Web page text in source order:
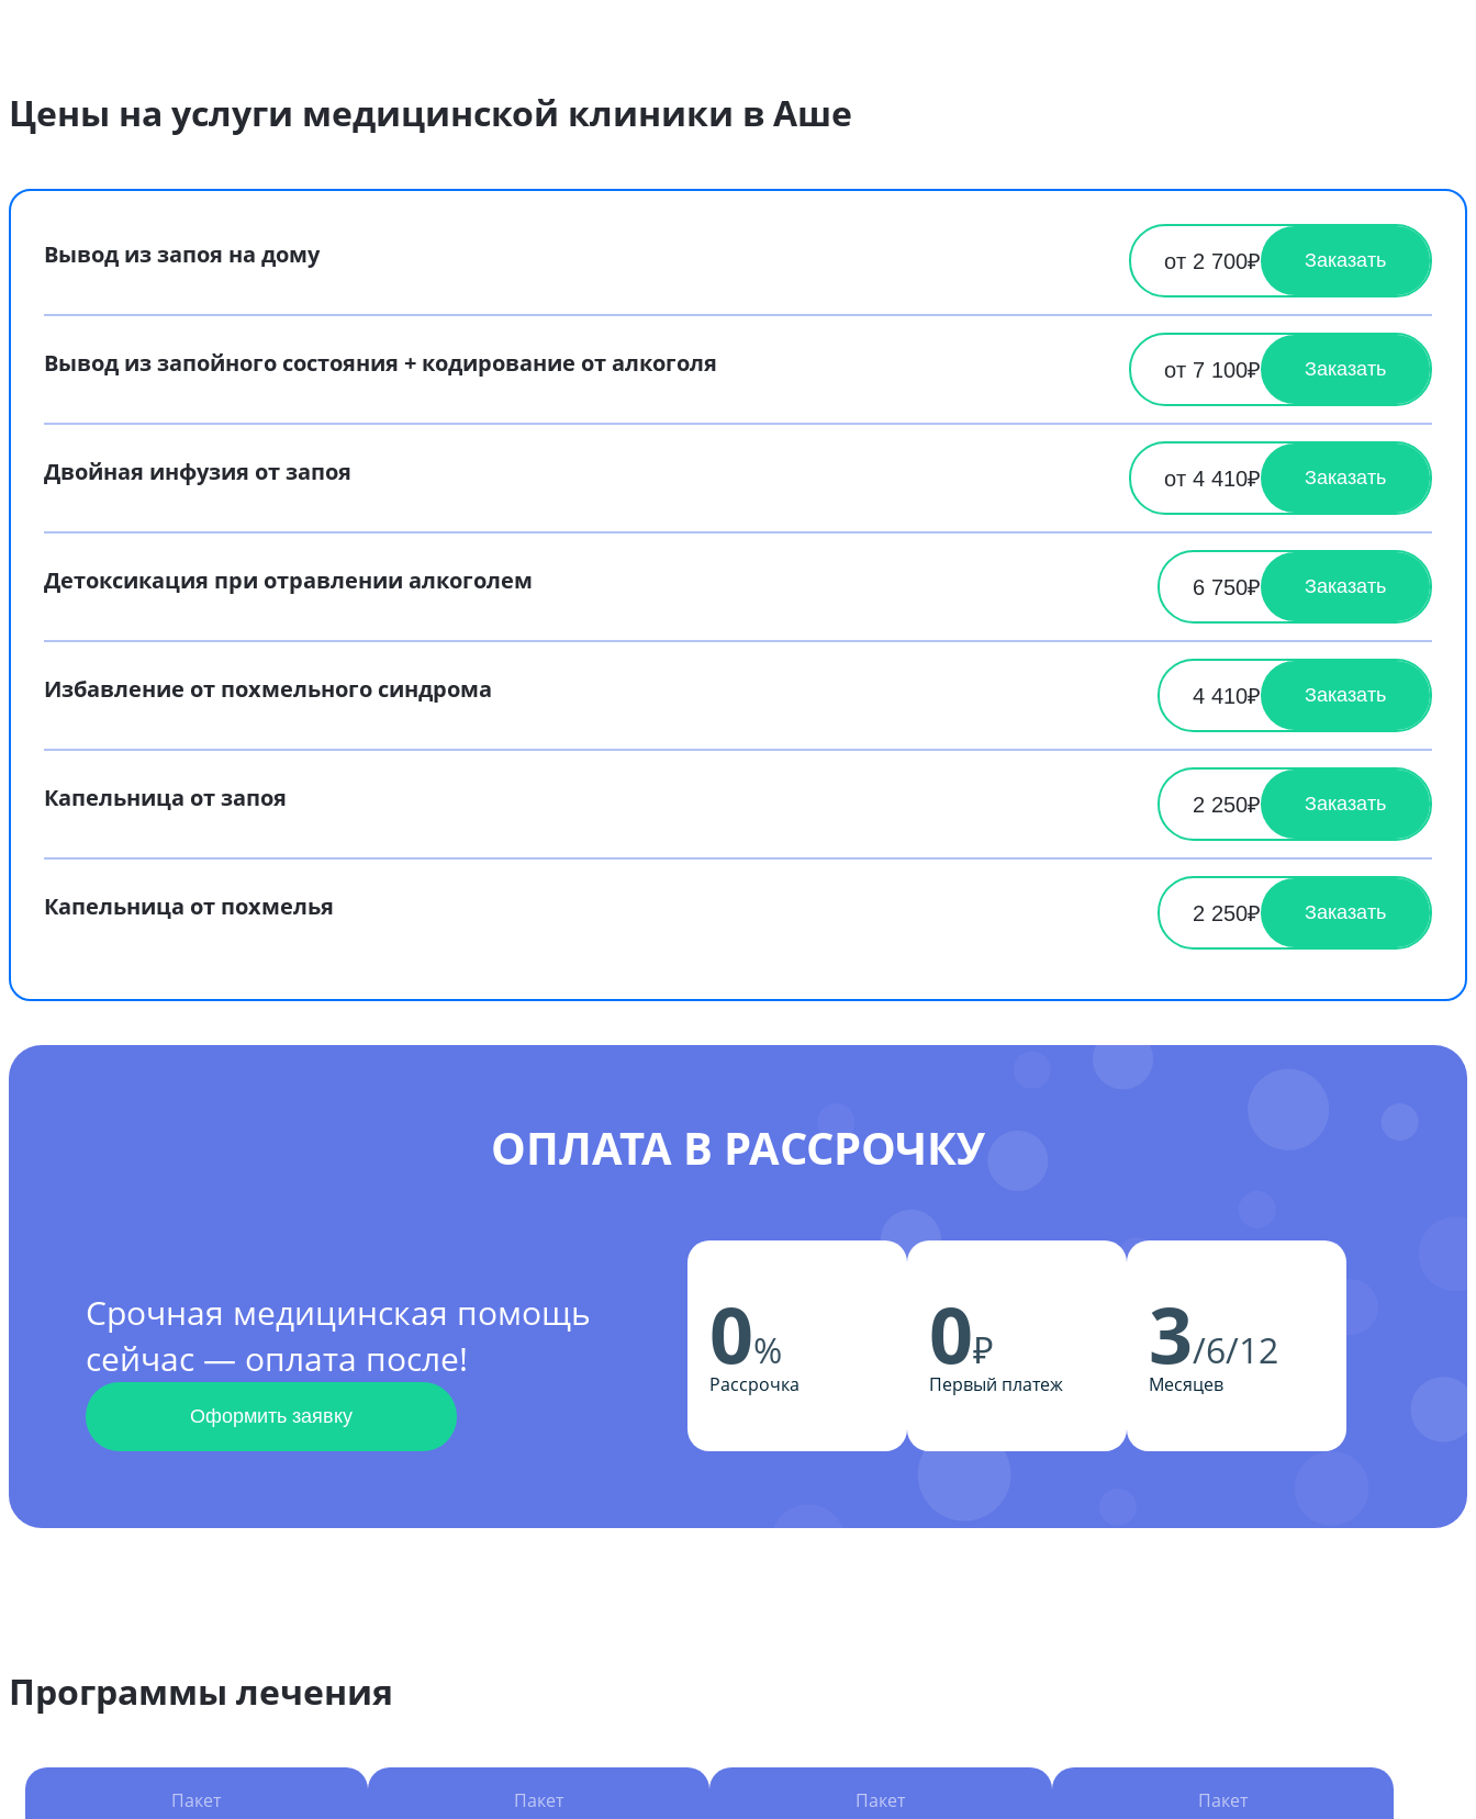
Цены на услуги медицинской клиники в Аше
Вывод из запоя на дому от 2 700₽ Заказать
Вывод из запойного состояния + кодирование от алкоголя от 7 100₽ Заказать
Двойная инфузия от запоя от 4 410₽ Заказать
Детоксикация при отравлении алкоголем 6 750₽ Заказать
Избавление от похмельного синдрома 4 410₽ Заказать
Капельница от запоя 2 250₽ Заказать
Капельница от похмелья 2 250₽ Заказать
ОПЛАТА В РАССРОЧКУ
Срочная медицинская помощь
сейчас — оплата после!
0%
Рассрочка 0₽
Первый платеж 3/6/12
Месяцев
Оформить заявку
Программы лечения
Пакет Пакет Пакет Пакет